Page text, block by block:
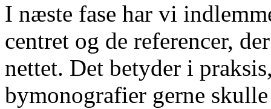
I næste fase har vi
centret og de referencer,
nettet. Det betyder i
bymonografier gerne